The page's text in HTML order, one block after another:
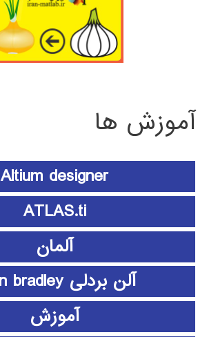
آموزش ها
Altium designer
ATLAS.ti
آلمان
آلن بردلی Allen bradley
آموزش